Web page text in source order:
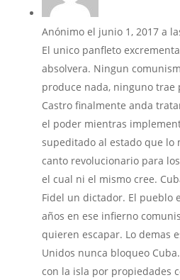
Anónimo el junio 1, 2017 a
El unico panfleto
absolvera. Ningun
produce nada, ninguno trae
Castro finalmente anda
el poder mientras
supeditado al estado que lo
canto revolucionario para
el cual ni el mismo cree.
Fidel un dictador. El pueblo
años en ese infierno
quieren escapar. Lo demas
Unidos nunca bloqueo
con la isla por propiedades